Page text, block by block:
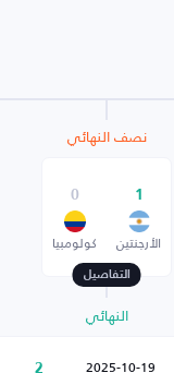
نصف النهائي
1
الأرجنتين
0
كولومبيا
التفاصيل
النهائي
2025-10-19
2